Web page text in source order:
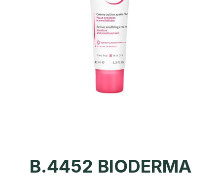
B.4452 BIODERMA